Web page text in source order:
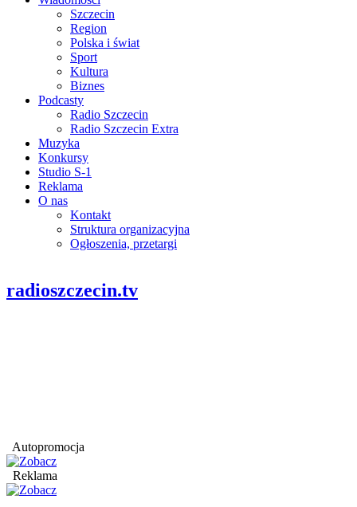
Szczecin
Region
Polska i świat
Sport
Kultura
Biznes
Podcasty
Radio Szczecin
Radio Szczecin Extra
Muzyka
Konkursy
Studio S-1
Reklama
O nas
Kontakt
Struktura organizacyjna
Ogłoszenia, przetargi
radioszczecin.tv
Autopromocja
Reklama